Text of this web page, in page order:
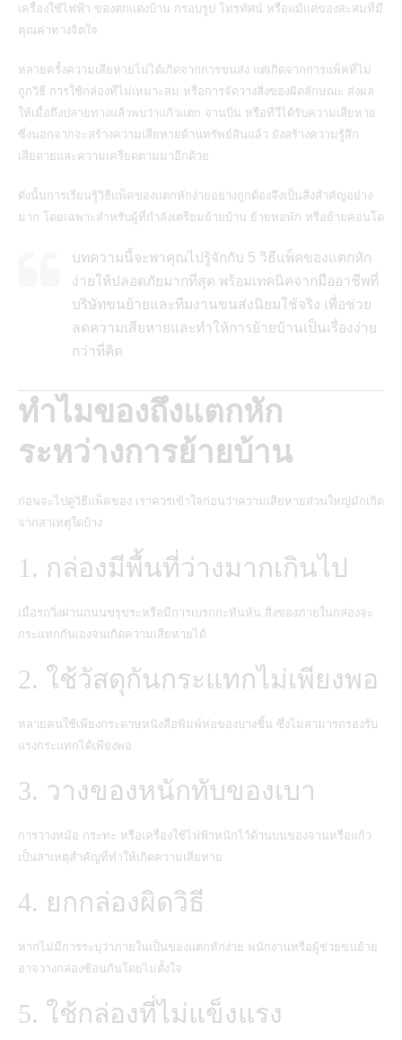
เครื่องใช้ไฟฟ้า ของตกแต่งบ้าน กรอบรูป โทรทัศน์ หรือแม้แต่ของสะสมที่มี
คุณค่าทางจิตใจ
หลายครั้งความเสียหายไม่ได้เกิดจากการขนส่ง แต่เกิดจากการแพ็คที่ไม่
ถูกวิธี การใช้กล่องที่ไม่เหมาะสม หรือการจัดวางสิ่งของผิดลักษณะ ส่งผล
ให้เมื่อถึงปลายทางแล้วพบว่าแก้วแตก จานบิ่น หรือทีวีได้รับความเสียหาย
ซึ่งนอกจากจะสร้างความเสียหายด้านทรัพย์สินแล้ว ยังสร้างความรู้สึก
เสียดายและความเครียดตามมาอีกด้วย
ดังนั้นการเรียนรู้วิธีแพ็คของแตกหักง่ายอย่างถูกต้องจึงเป็นสิ่งสำคัญอย่าง
มาก โดยเฉพาะสำหรับผู้ที่กำลังเตรียมย้ายบ้าน ย้ายหอพัก หรือย้ายคอนโด
บทความนี้จะพาคุณไปรู้จักกับ 5 วิธีแพ็คของแตกหัก
ง่ายให้ปลอดภัยมากที่สุด พร้อมเทคนิคจากมืออาชีพที่
บริษัทขนย้ายและทีมงานขนส่งนิยมใช้จริง เพื่อช่วย
ลดความเสียหายและทำให้การย้ายบ้านเป็นเรื่องง่าย
กว่าที่คิด
ทำไมของถึงแตกหัก
ระหว่างการย้ายบ้าน
ก่อนจะไปดูวิธีแพ็คของ เราควรเข้าใจก่อนว่าความเสียหายส่วนใหญ่มักเกิด
จากสาเหตุใดบ้าง
1. กล่องมีพื้นที่ว่างมากเกินไป
เมื่อรถวิ่งผ่านถนนขรุขระหรือมีการเบรกกะทันหัน สิ่งของภายในกล่องจะ
กระแทกกันเองจนเกิดความเสียหายได้
2. ใช้วัสดุกันกระแทกไม่เพียงพอ
หลายคนใช้เพียงกระดาษหนังสือพิมพ์ห่อของบางชิ้น ซึ่งไม่สามารถรองรับ
แรงกระแทกได้เพียงพอ
3. วางของหนักทับของเบา
การวางหม้อ กระทะ หรือเครื่องใช้ไฟฟ้าหนักไว้ด้านบนของจานหรือแก้ว
เป็นสาเหตุสำคัญที่ทำให้เกิดความเสียหาย
4. ยกกล่องผิดวิธี
หากไม่มีการระบุว่าภายในเป็นของแตกหักง่าย พนักงานหรือผู้ช่วยขนย้าย
อาจวางกล่องซ้อนกันโดยไม่ตั้งใจ
5. ใช้กล่องที่ไม่แข็งแรง